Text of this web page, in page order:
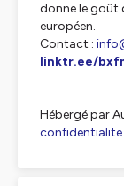
donne le goût
européen.
Contact :
linktr.ee/
Hébergé par
confidentialite